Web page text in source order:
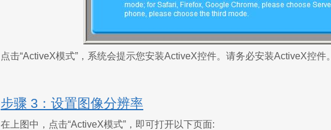
点击“ActiveX模式”，系统会提示您安装ActiveX控件。请务必安装ActiveX控件
步骤 3：设置图像分辨率
在上图中，点击“ActiveX模式”，即可打开以下页面: